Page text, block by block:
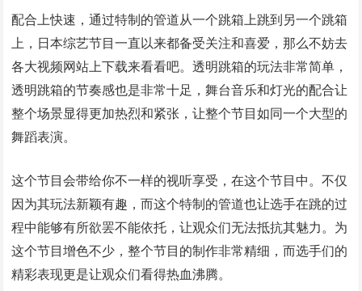
配合上快速，通过特制的管道从一个跳箱上跳到另一个跳箱
上，日本综艺节目一直以来都备受关注和喜爱，那么不妨去
各大视频网站上下载来看看吧。透明跳箱的玩法非常简单，
透明跳箱的节奏感也是非常十足，舞台音乐和灯光的配合让
整个场景显得更加热烈和紧张，让整个节目如同一个大型的
舞蹈表演。
这个节目会带给你不一样的视听享受，在这个节目中。不仅
因为其玩法新颖有趣，而这个特制的管道也让选手在跳的过
程中能够有所欲罢不能依托，让观众们无法抵抗其魅力。为
这个节目增色不少，整个节目的制作非常精细，而选手们的
精彩表现更是让观众们看得热血沸腾。